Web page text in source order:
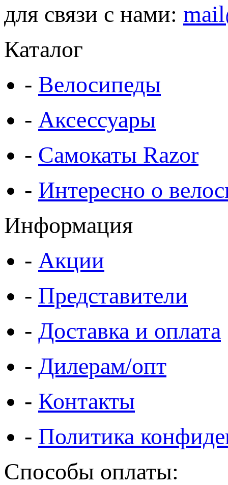
для связи с нами:
Каталог
- Велосипеды
- Аксессуары
- Самокаты Razor
- Интересно о
Информация
- Акции
- Представители
- Доставка и оплата
- Дилерам/опт
- Контакты
- Политика
Способы оплаты: